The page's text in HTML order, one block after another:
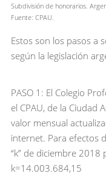
Subdivisión de honorarios.
Fuente: CPAU.
Estos son los pasos a
según la legislación
PASO 1: El Colegio
el CPAU, de la Ciudad
valor mensual
internet. Para efectos
“k” de diciembre
k=14.003.684,15